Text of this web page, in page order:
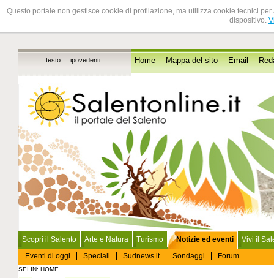
Questo portale non gestisce cookie di profilazione, ma utilizza cookie tecnici
dispositivo.
testo ipovedenti Home Mappa del sito Email
Scopri il Salento Arte e Natura Turismo
Notizie ed eventi
Eventi di oggi
Speciali Sudnews.it Sondaggi Forum
Vivi il
SEI IN:HOME